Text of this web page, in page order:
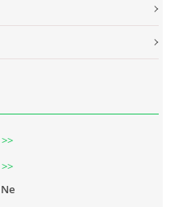
>>
>>
Ne